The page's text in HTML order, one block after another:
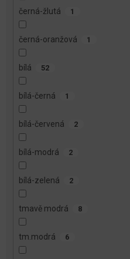
černá-žlutá 1
černá-oranžová 1
bílá 52
bílá-černá 1
bílá-červená 2
bílá-modrá 2
bílá-zelená 2
tmavě modrá 8
tm.modrá 6